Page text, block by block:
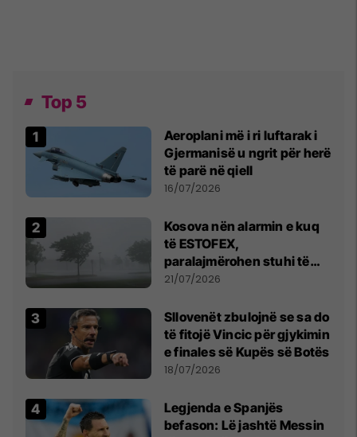
Top 5
Aeroplani më i ri luftarak i
Gjermanisë u ngrit për herë
të parë në qiell
16/07/2026
Kosova nën alarmin e kuq
të ESTOFEX,
paralajmërohen stuhi të
fuqishme me breshër dhe
21/07/2026
Sllovenët zbulojnë se sa do
të fitojë Vincic për gjykimin
e finales së Kupës së Botës
18/07/2026
Legjenda e Spanjës
befason: Lë jashtë Messin